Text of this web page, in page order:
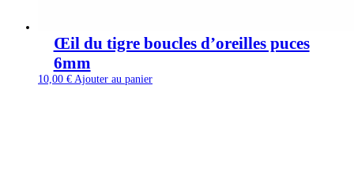
Œil du tigre boucles d’oreilles puces
6mm
10,00 € Ajouter au panier